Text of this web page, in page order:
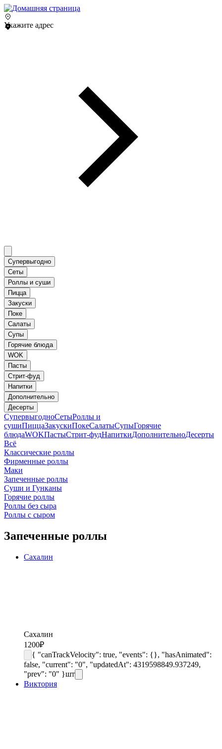
Укажите адрес
Супервыгодно
Сеты
Роллы и суши
Пицца
Закуски
Поке
Салаты
Супы
Горячие блюда
WOK
Пасты
Стрит-фуд
Напитки
Дополнительно
Десерты
СупервыгодноСетыРоллы и
сушиПиццаЗакускиПокеСалатыСупыГорячие
блюдаWOKПастыСтрит-фудНапиткиДополнительноДесерты
Всё
Классические роллы
Фирменные роллы
Маки
Запеченные роллы
Суши и Гунканы
Горячие роллы
Роллы без сыра
Роллы с сыром
Запеченные роллы
Сахалин
Сахалин
1200₽
{ "canTrackVelocity": true, "events": {}, "hasAnimated":
false, "current": "0", "updatedAt": 4319598849.937249,
"prev": "0" }шт
Виктория